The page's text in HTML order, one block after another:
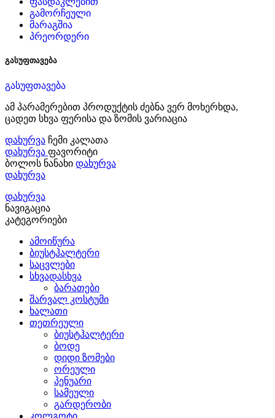
გამორჩეული
მარაგშია
პრეორდერი
გასუფთავება
გასუფთავება
ამ პარამერებით პროდუქტის ძებნა ვერ მოხერხდა,
ცადეთ სხვა ფერისა და ზომის ვარიაცია
დახურვა ჩემი კალათა
დახურვა ფავორიტი
ბოლოს ნანახი დახურვა
დახურვა
დახურვა
ნავიგაცია
კატეგორიები
ამოიწურა
ბიუსტჰალტერი
საცვლები
სხვადასხვა
ბარათები
შარვალ კოსტუმი
ხალათი
თეთრეული
ბიუსტჰალტერი
ბოდე
დიდი ზომები
ორეული
პენუარი
სამეული
გარდერობი
კოლგოტი